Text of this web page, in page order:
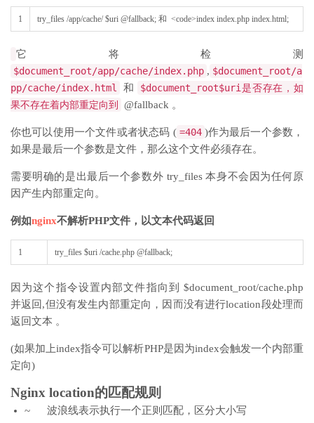
1 try_files /app/cache/ $uri @fallback; 和 <code>index index.php index.html;
它将检测
$document_root/app/cache/index.php , $document_root/a
pp/cache/index.html
和
$document_root$uri是否存在，如
果不存在着内部重定向到
@fallback 。
你也可以使用一个文件或者状态码 ( =404 )作为最后一个参数，
如果是最后一个参数是文件，那么这个文件必须存在。
需要明确的是出最后一个参数外 try_files 本身不会因为任何原
因产生内部重定向。
例如nginx不解析PHP文件，以文本代码返回
1 try files $uri /cache.php @fallback;
因为这个指令设置内部文件指向到 $document_root/cache.php
并返回,但没有发生内部重定向，因而没有进行location段处理而
返回文本 。
(如果加上index指令可以解析PHP是因为index会触发一个内部重
定向)
Nginx location的匹配规则
~ 波浪线表示执行一个正则匹配，区分大小写